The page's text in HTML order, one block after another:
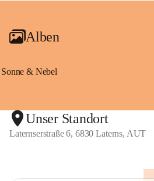
Alben
Sonne & Nebel
Unser Standort
Laternserstraße 6, 6830 Laterns, AUT